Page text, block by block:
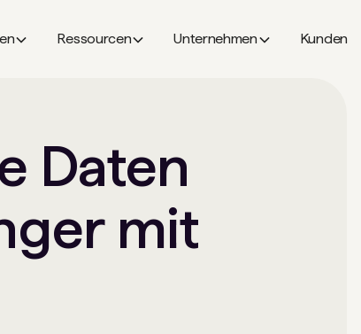
Ressourcen Unternehmen Kunden
Daten
mit